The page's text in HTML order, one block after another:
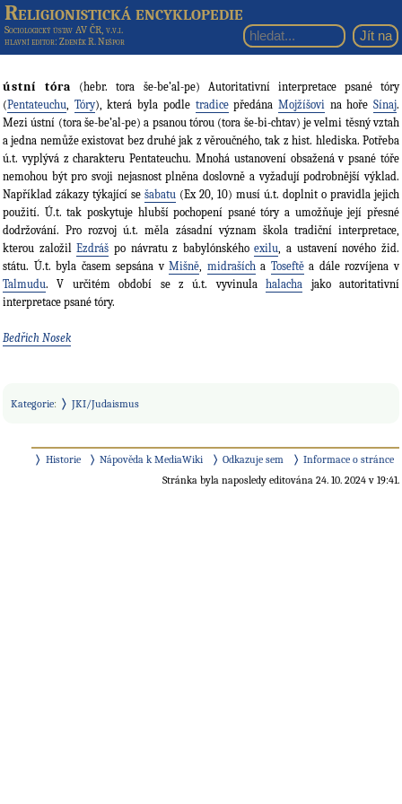
Religionistická encyklopedie
Sociologický ústav AV ČR, v.v.i.
hlavní editor: Zdeněk R. Nešpor
ústní tóra (hebr. tora še-be’al-pe) Autoritativní interpretace psané tóry
(Pentateuchu, Tóry), která byla podle tradicepředána Mojžíšovina hořeSínaj.
Mezi ústní (tora še-be’al-pe) a psanou tórou (tora še-bi-chtav) je velmi těsný vztah
a jedna nemůže existovat bez druhé jak z věroučného, tak z hist. hlediska. Potřeba
ú.t. vyplývá z charakteru Pentateuchu. Mnohá ustanovení obsažená v psané tóře
nemohou být pro svoji nejasnost plněna doslovně a vyžadují podrobnější výklad.
Například zákazy týkající se šabatu (Ex 20, 10) musí ú.t. doplnit o pravidla jejich
použití. Ú.t. tak poskytuje hlubší pochopení psané tóry a umožňuje její přesné
dodržování. Pro rozvoj ú.t. měla zásadní význam škola tradiční interpretace,
kterou založilEzdráš po návratu z babylónskéhoexilu, a ustavení nového žid.
státu. Ú.t. byla časem sepsána vMišně, midrašícha Toseftěa dále rozvíjena v
Talmudu. V určitém období se z ú.t. vyvinulahalacha jako autoritativní
interpretace psané tóry.
Bedřich Nosek
Kategorie: JKI/Judaismus
Historie Nápověda k MediaWiki Odkazuje sem
Informace o stránce
Stránka byla naposledy editována 24. 10. 2024 v 19:41.